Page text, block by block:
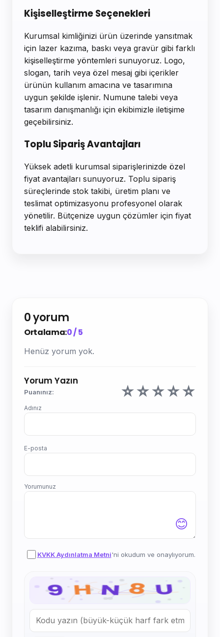
Kişiselleştirme Seçenekleri
Kurumsal kimliğinizi ürün üzerinde yansıtmak
için lazer kazıma, baskı veya gravür gibi farklı
kişiselleştirme yöntemleri sunuyoruz. Logo,
slogan, tarih veya özel mesaj gibi içerikler
ürünün kullanım amacına ve tasarımına
uygun şekilde işlenir. Numune talebi veya
tasarım danışmanlığı için ekibimizle iletişime
geçebilirsiniz.
Toplu Sipariş Avantajları
Yüksek adetli kurumsal siparişlerinizde özel
fiyat avantajları sunuyoruz. Toplu sipariş
süreçlerinde stok takibi, üretim planı ve
teslimat optimizasyonu profesyonel olarak
yönetilir. Bütçenize uygun çözümler için fiyat
teklifi alabilirsiniz.
0 yorum
Ortalama:0 / 5
Henüz yorum yok.
Yorum Yazın
Puanınız: ☆☆☆☆☆
Adınız
E-posta
Yorumunuz
😊
KVKK Aydınlatma Metni'ni okudum ve onaylıyorum.